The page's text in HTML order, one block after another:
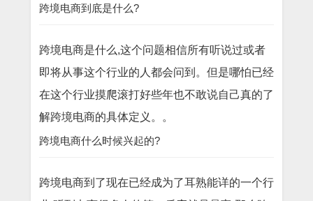
跨境电商到底是什么?
跨境电商是什么,这个问题相信所有听说过或者
即将从事这个行业的人都会问到。但是哪怕已经
在这个行业摸爬滚打好些年也不敢说自己真的了
解跨境电商的具体定义。。
跨境电商什么时候兴起的?
跨境电商到了现在已经成为了耳熟能详的一个行